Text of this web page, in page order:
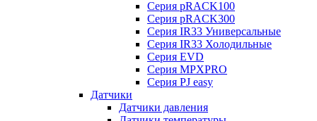
Серия pRACK100
Серия pRACK300
Серия IR33 Универсальные
Серия IR33 Холодильные
Серия EVD
Серия MPXPRO
Серия PJ easy
Датчики
Датчики давления